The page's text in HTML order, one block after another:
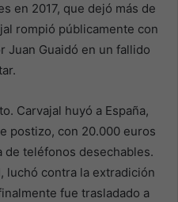
en 2017, que dejó más de
rompió públicamente con
Juan Guaidó en un fallido
Carvajal huyó a España,
postizo, con 20.000 euros
de teléfonos desechables.
luchó contra la extradición
fue trasladado a